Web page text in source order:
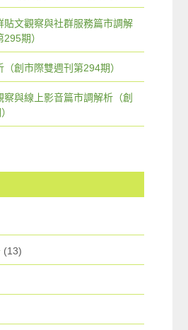
貼文觀察與社群服務篇市調解
期）
創市際雙週刊第294期）
與線上影音篇市調解析（創
(13)